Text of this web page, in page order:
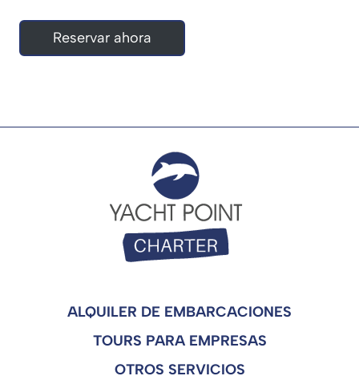
Reservar ahora
ALQUILER DE EMBARCACIONES
TOURS PARA EMPRESAS
OTROS SERVICIOS